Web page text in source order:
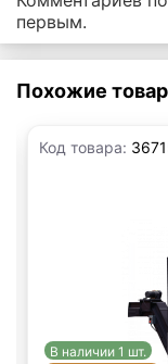
первым.
Похожие
Код товара:
В наличии 1 шт.